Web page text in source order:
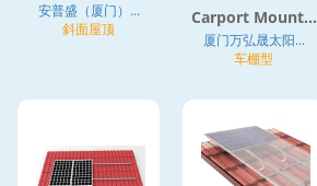
安普盛（厦门）...
斜面屋顶
Carport Mount...
厦门万弘晟太阳...
车棚型